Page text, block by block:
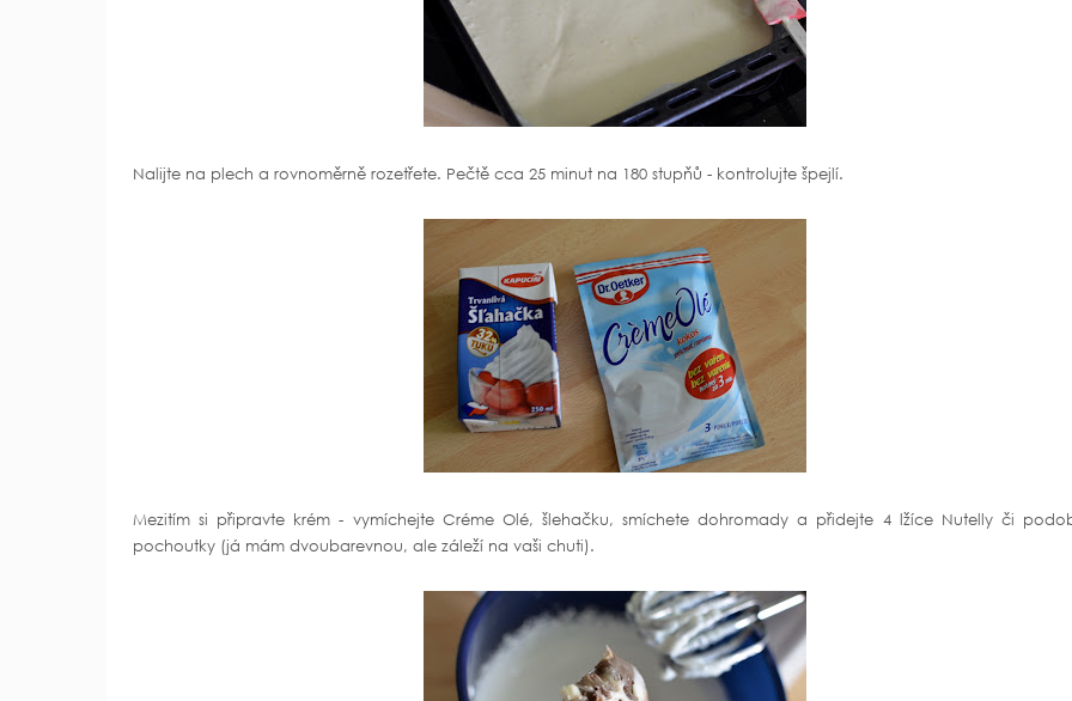
Nalijte na plech a rovnoměrně rozetřete. Pečtě cca 25 minut na 180 stupňů - kontrolujte špejlí.
Mezitím si připravte krém - vymíchejte Créme Olé, šlehačku, smíchete dohromady a přidejte 4 lžíce Nutelly či
pochoutky (já mám dvoubarevnou, ale záleží na vaši chuti).